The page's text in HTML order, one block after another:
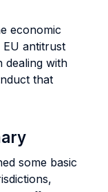
economic
EU antitrust
dealing with
that
some basic